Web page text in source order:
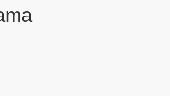
tenth anniversary.
base.